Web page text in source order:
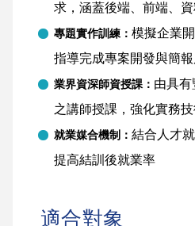
求，涵蓋後端、前端、
專題實作訓練： 模擬企業
指導完成專案開發與簡
業界資深師資授課： 由具
之講師授課，強化實務
就業媒合機制： 結合人才
提高結訓後就業率
適合對象